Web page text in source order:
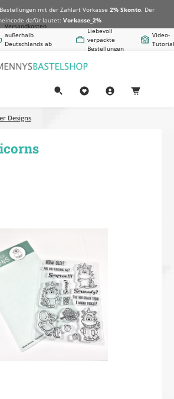
mit der Zahlart Vorkasse 2% Skonto. Der
dafür lautet: Vorkasse_2%
Versandkosten
außerhalb
Deutschlands ab
Liebevoll
verpackte
Bestellungen
Video-
Designs